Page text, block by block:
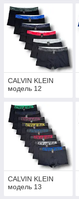
CALVIN KLEIN
модель 12
CALVIN KLEIN
модель 13